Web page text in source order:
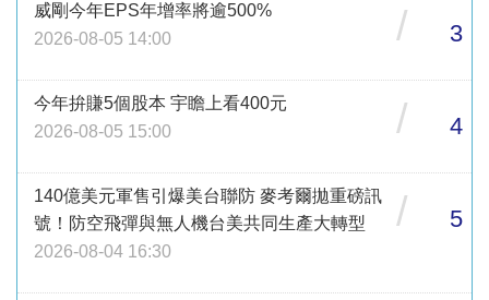
威剛今年EPS年增率將逾500%
2026-08-05 14:00
/ 3
今年拚賺5個股本 宇瞻上看400元
2026-08-05 15:00
/ 4
140億美元軍售引爆美台聯防 麥考爾拋重磅訊
號！防空飛彈與無人機台美共同生產大轉型
2026-08-04 16:30
/ 5